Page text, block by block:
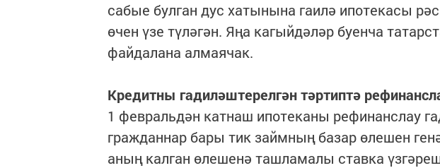
сабые булган дус хатынына гаилә ипотекасы
өчен үзе түләгән. Яңа кагыйдәләр буенча
файдалана алмаячак.
Кредитны гадиләштерелгән тәртиптә
1 февральдән катнаш ипотеканы рефинанслау
гражданнар бары тик займның базар өлешен
аның калган өлешенә ташламалы ставка